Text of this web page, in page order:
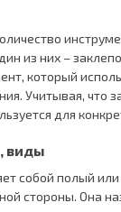
из них –
который
Учитывая, что
для
виды
собой полый
стороны. Она